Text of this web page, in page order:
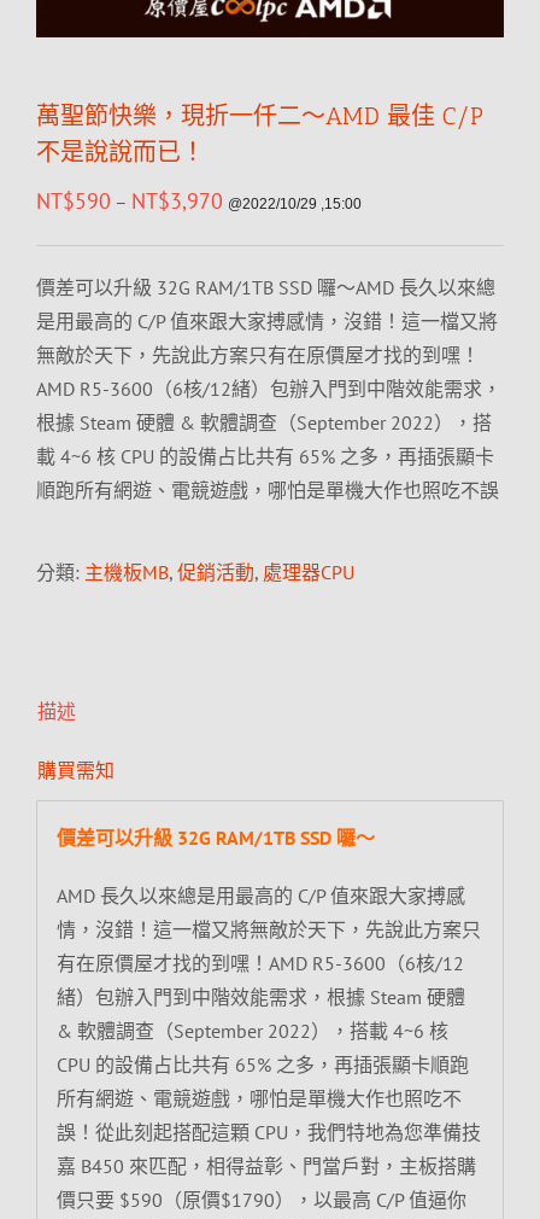
萬聖節快樂，現折一仟二～AMD 最佳 C/P
不是說說而已！
NT$590 – NT$3,970 @2022/10/29 ,15:00
價差可以升級 32G RAM/1TB SSD 囉～AMD 長久以來總
是用最高的 C/P 值來跟大家搏感情，沒錯！這一檔又將
無敵於天下，先說此方案只有在原價屋才找的到嘿！
AMD R5-3600（6核/12緒）包辦入門到中階效能需求，
根據 Steam 硬體 & 軟體調查（September 2022），搭
載 4~6 核 CPU 的設備占比共有 65% 之多，再插張顯卡
順跑所有網遊、電競遊戲，哪怕是單機大作也照吃不誤
分類: 主機板MB, 促銷活動, 處理器CPU
描述
購買需知
價差可以升級 32G RAM/1TB SSD 囉～
AMD 長久以來總是用最高的 C/P 值來跟大家搏感
情，沒錯！這一檔又將無敵於天下，先說此方案只
有在原價屋才找的到嘿！AMD R5-3600（6核/12
緒）包辦入門到中階效能需求，根據 Steam 硬體
& 軟體調查（September 2022），搭載 4~6 核
CPU 的設備占比共有 65% 之多，再插張顯卡順跑
所有網遊、電競遊戲，哪怕是單機大作也照吃不
誤！從此刻起搭配這顆 CPU，我們特地為您準備技
嘉 B450 來匹配，相得益彰、門當戶對，主板搭購
價只要 $590（原價$1790），以最高 C/P 值逼你